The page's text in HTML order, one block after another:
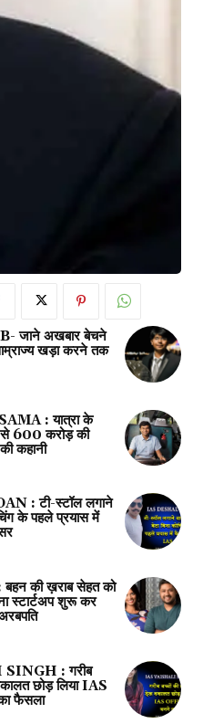
जाने अखबार बेचने
खड़ा करने तक
: यात्रा के
से 600 करोड़ की
कहानी
: टी-स्टॉल लगाने
के पहले प्रयास में
की ख़राब सेहत को
स्टार्टअप शुरू कर
: गरीब
छोड़ लिया IAS
फैसला